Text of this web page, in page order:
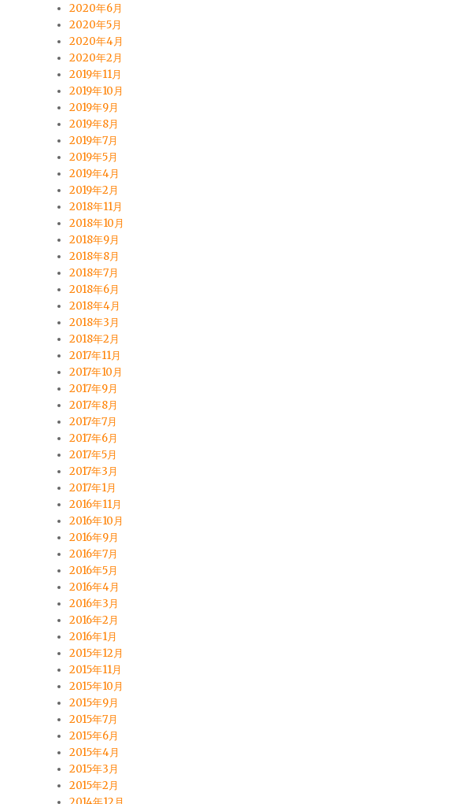
2020年6月
2020年5月
2020年4月
2020年2月
2019年11月
2019年10月
2019年9月
2019年8月
2019年7月
2019年5月
2019年4月
2019年2月
2018年11月
2018年10月
2018年9月
2018年8月
2018年7月
2018年6月
2018年4月
2018年3月
2018年2月
2017年11月
2017年10月
2017年9月
2017年8月
2017年7月
2017年6月
2017年5月
2017年3月
2017年1月
2016年11月
2016年10月
2016年9月
2016年7月
2016年5月
2016年4月
2016年3月
2016年2月
2016年1月
2015年12月
2015年11月
2015年10月
2015年9月
2015年7月
2015年6月
2015年4月
2015年3月
2015年2月